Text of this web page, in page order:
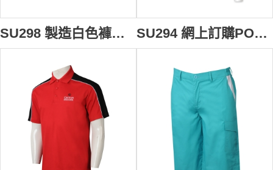
SU298 製造白色褲邊運動短褲校服 訂製藍色運動褲校服 校服運動褲生產商 SU294 網上訂購POLO校服 反領 設計撞色POLO校服 校服供應商